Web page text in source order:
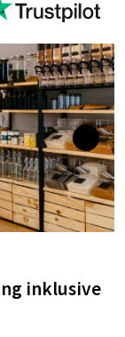
inklusive